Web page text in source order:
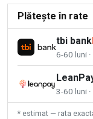
Plătește în rate
tbi bank
6-60 luni
3-60 luni
* estimat — rata